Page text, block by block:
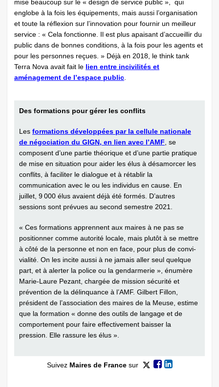
mise beaucoup sur le « design de service public », qui
englobe à la fois les équipements, mais aussi l’organisation
et toute la réflexion sur l’innovation pour fournir un meilleur
service : « Cela fonctionne. Il est plus apaisant d’accueillir du
public dans de bonnes conditions, à la fois pour les agents et
pour les personnes reçues. » Déjà en 2018, le think tank
Terra Nova avait fait le lien entre incivilités et
aménagement de l’espace public.
Des formations pour gérer les conflits
Les formations développées par la cellule nationale
de négociation du GIGN, en lien avec l’AMF, se
composent d’une partie théorique et d’une partie pratique
de mise en situation pour aider les élus à désamorcer les
conflits, à faciliter le dialogue et à rétablir la
communication avec le ou les individus en cause. En
juillet, 9 000 élus avaient déjà été formés. D’autres
sessions sont prévues au second semestre 2021.
« Ces formations apprennent aux maires à ne pas se
positionner comme autorité locale, mais plutôt à se mettre
à côté de la personne et non en face, pour plus de convi­
vialité. On les incite aussi à ne jamais aller seul quelque
part, et à alerter la police ou la gendarmerie », énumère
Marie-Laure Pezant, chargée de mission sécurité et
prévention de la délinquance à l’AMF. Gilbert Fillon,
président de l’association des maires de la Meuse, estime
que la formation « donne des outils de langage et de
comportement pour faire effectivement baisser la
pression. Elle rassure les élus ».
Suivez Maires de Francesur